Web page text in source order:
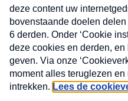
MAX
Nieuwsbrief
Neem hier een gratis
Consumenten
donderdag in uw